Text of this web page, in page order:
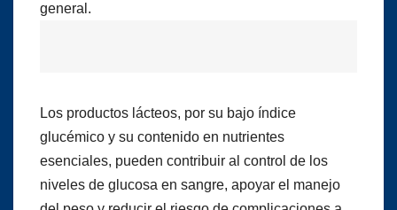
general.
Los productos lácteos, por su bajo índice
glucémico y su contenido en nutrientes
esenciales, pueden contribuir al control de los
niveles de glucosa en sangre, apoyar el manejo